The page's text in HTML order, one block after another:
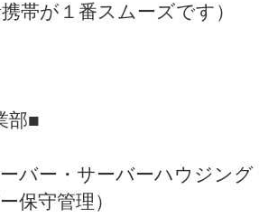
帯が１番スムーズです）
部■
ーバー・サーバーハウジン
保守管理）